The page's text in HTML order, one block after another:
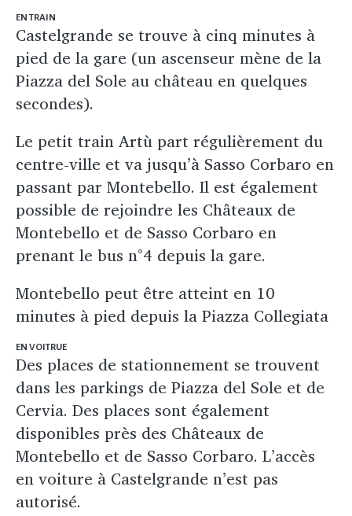
EN TRAIN
Castelgrande se trouve à cinq minutes à
pied de la gare (un ascenseur mène de la
Piazza del Sole au château en quelques
secondes).
Le petit train Artù part régulièrement du
centre-ville et va jusqu’à Sasso Corbaro en
passant par Montebello. Il est également
possible de rejoindre les Châteaux de
Montebello et de Sasso Corbaro en
prenant le bus n°4 depuis la gare.
Montebello peut être atteint en 10
minutes à pied depuis la Piazza Collegiata
EN VOITRUE
Des places de stationnement se trouvent
dans les parkings de Piazza del Sole et de
Cervia. Des places sont également
disponibles près des Châteaux de
Montebello et de Sasso Corbaro. L’accès
en voiture à Castelgrande n’est pas
autorisé.